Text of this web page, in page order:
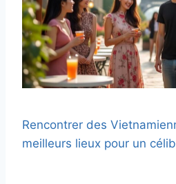
Rencontrer des
meilleurs lieux pour un